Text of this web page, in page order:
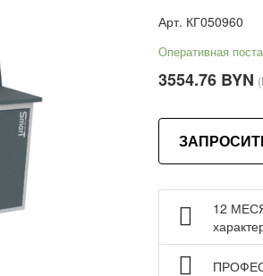
Арт. КГ050960
Оперативная
3554.76 BYN
12